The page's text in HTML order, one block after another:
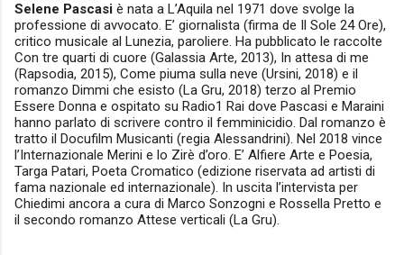
Selene Pascasi è nata a L’Aquila nel 1971 dove svolge la
professione di avvocato. E’ giornalista (firma de Il Sole 24 Ore),
critico musicale al Lunezia, paroliere. Ha pubblicato le raccolte
Con tre quarti di cuore (Galassia Arte, 2013), In attesa di me
(Rapsodia, 2015), Come piuma sulla neve (Ursini, 2018) e il
romanzo Dimmi che esisto (La Gru, 2018) terzo al Premio
Essere Donna e ospitato su Radio1 Rai dove Pascasi e Maraini
hanno parlato di scrivere contro il femminicidio. Dal romanzo è
tratto il Docufilm Musicanti (regia Alessandrini). Nel 2018 vince
l’Internazionale Merini e lo Zirè d’oro. E’ Alfiere Arte e Poesia,
Targa Patari, Poeta Cromatico (edizione riservata ad artisti di
fama nazionale ed internazionale). In uscita l’intervista per
Chiedimi ancora a cura di Marco Sonzogni e Rossella Pretto e
il secondo romanzo Attese verticali (La Gru).